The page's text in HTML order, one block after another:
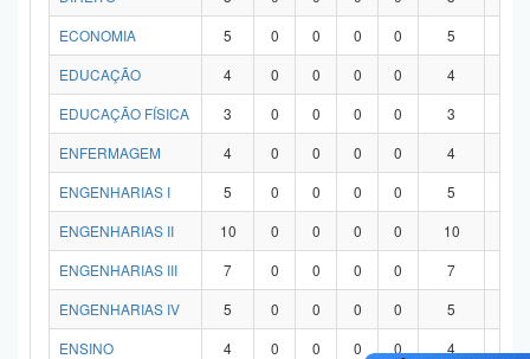
ECONOMIA
5 0 0 0 0 5
EDUCAÇÃO
4 0 0 0 0 4
EDUCAÇÃO FÍSICA
3 0 0 0 0 3
ENFERMAGEM
4 0 0 0 0 4
ENGENHARIAS I
5 0 0 0 0 5
ENGENHARIAS II
10 0 0 0 0 10
ENGENHARIAS III
7 0 0 0 0 7
ENGENHARIAS IV
5 0 0 0 0 5
ENSINO
4 0 0 0 0 4